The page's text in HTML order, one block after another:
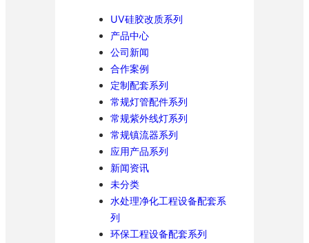
UV硅胶改质系列
产品中心
公司新闻
合作案例
定制配套系列
常规灯管配件系列
常规紫外线灯系列
常规镇流器系列
应用产品系列
新闻资讯
未分类
水处理净化工程设备配套系
列
环保工程设备配套系列